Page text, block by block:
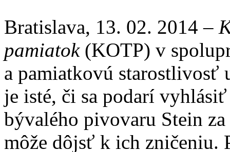
Bratislava, 13. 02. 2014 –
pamiatok(KOTP) v
a pamiatkovú starostlivosť
je isté, či sa podarí
bývalého pivovaru Stein
môže dôjsť k ich zničeniu.